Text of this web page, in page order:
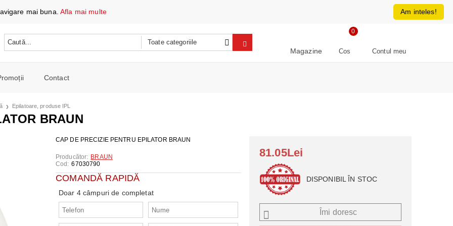
RON
Magazine Cos
0
Contul meu
ȘI ÎNCĂRCARE
TELEFOANE ȘI TABLETE
PORTABILI
ȘI CAFETIERE
COMBINE FRIGORIFICE
spalat si Uscatoare
și combine
de călcat
cu microunde
Contact
Epilatoare, produse IPL
BRAUN
CAP DE PRECIZIE PENTRU EPILATOR BRAUN
Producător: BRAUN
Cod: 67030790
COMANDĂ RAPIDĂ
Doar 4 câmpuri de completat
81.05Lei
DISPONIBIL ÎN STOC
Îmi doresc
Am inteles!
mai buna.Afla mai multe